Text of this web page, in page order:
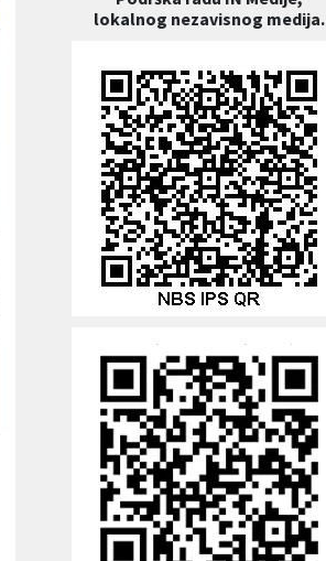
lokalnog nezavisnog medija.